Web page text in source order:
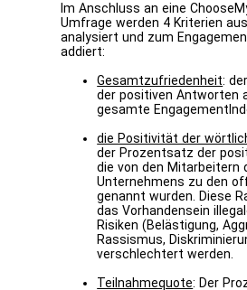
Im Anschluss an eine
Umfrage werden 4 Kriterien
analysiert und zum
addiert:
Gesamtzufriedenheit:
der positiven Antworten
gesamte
die Positivität der
der Prozentsatz der
die von den Mitarbeitern
Unternehmens zu den
genannt wurden. Diese
das Vorhandensein
Risiken (Belästigung,
Rassismus,
verschlechtert werden.
Teilnahmequote: Der